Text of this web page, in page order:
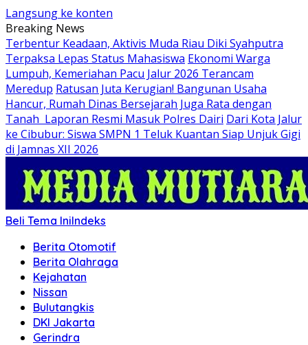
Langsung ke konten
Breaking News
Terbentur Keadaan, Aktivis Muda Riau Diki Syahputra
Terpaksa Lepas Status Mahasiswa Ekonomi Warga
Lumpuh, Kemeriahan Pacu Jalur 2026 Terancam
Meredup Ratusan Juta Kerugian! Bangunan Usaha
Hancur, Rumah Dinas Bersejarah Juga Rata dengan
Tanah Laporan Resmi Masuk Polres Dairi Dari Kota Jalur
ke Cibubur: Siswa SMPN 1 Teluk Kuantan Siap Unjuk Gigi
di Jamnas XII 2026
Beli Tema IniIndeks
Berita Otomotif
Berita Olahraga
Kejahatan
Nissan
Bulutangkis
DKI Jakarta
Gerindra